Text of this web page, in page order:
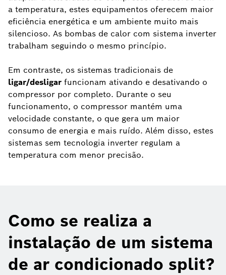
a temperatura, estes equipamentos oferecem maior
eficiência energética e um ambiente muito mais
silencioso. As bombas de calor com sistema inverter
trabalham seguindo o mesmo princípio.
Em contraste, os sistemas tradicionais de
ligar/desligar funcionam ativando e desativando o
compressor por completo. Durante o seu
funcionamento, o compressor mantém uma
velocidade constante, o que gera um maior
consumo de energia e mais ruído. Além disso, estes
sistemas sem tecnologia inverter regulam a
temperatura com menor precisão.
Como se realiza a
instalação de um sistema
de ar condicionado split?